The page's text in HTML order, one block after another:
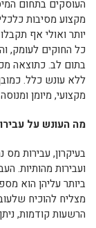
העוסקים בתחום
מקצוע מסיבות
יותר ואולי אף
כל החוקים לעומק,
בתום לב. כתוצאה
ללא עונש כלל.
מקצועי, מיומן
מה העונש על
בעיקרון, עבירות מס
ועבירות מהותיות.
ביותר עליהן הוא
מצליח להוכיח
הרשעות קודמות,